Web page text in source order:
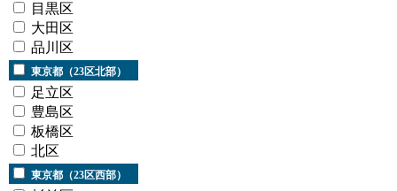
目黒区
大田区
品川区
東京都（23区北部）
足立区
豊島区
板橋区
北区
東京都（23区西部）